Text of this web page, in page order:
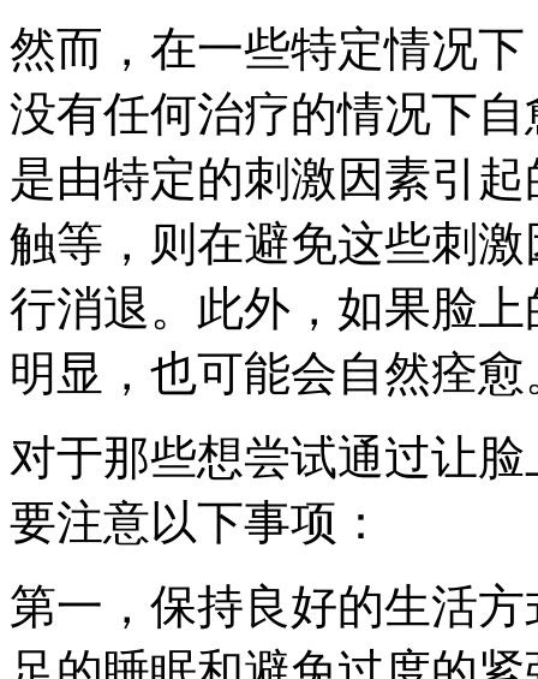
然而，在一些特定情况
没有任何治疗的情况下
是由特定的刺激因素引
触等，则在避免这些刺
行消退。此外，如果脸
明显，也可能会自然痊愈
对于那些想尝试通过让
要注意以下事项：
第一，保持良好的生活